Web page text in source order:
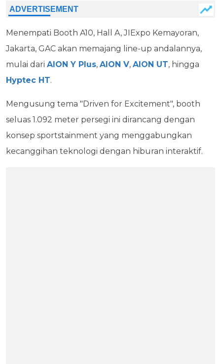
Menempati Booth A10, Hall A, JIExpo Kemayoran,
Jakarta, GAC akan memajang line-up andalannya,
mulai dari AION Y Plus, AION V, AION UT, hingga
Hyptec HT.
Mengusung tema "Driven for Excitement", booth
seluas 1.092 meter persegi ini dirancang dengan
konsep sportstainment yang menggabungkan
kecanggihan teknologi dengan hiburan interaktif.